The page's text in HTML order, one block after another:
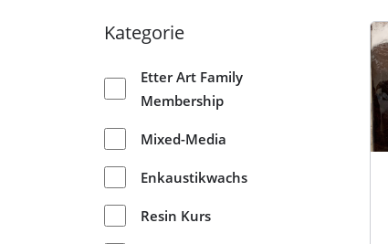
Kategorie
Etter Art Family
Membership
Mixed-Media
Enkaustikwachs
Resin Kurs